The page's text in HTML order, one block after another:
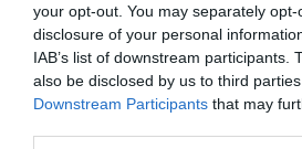
your opt-out. You may separately
disclosure of your personal
IAB’s list of downstream participants.
also be disclosed by us to third
Downstream Participants that may
conseillé*: 3,85€